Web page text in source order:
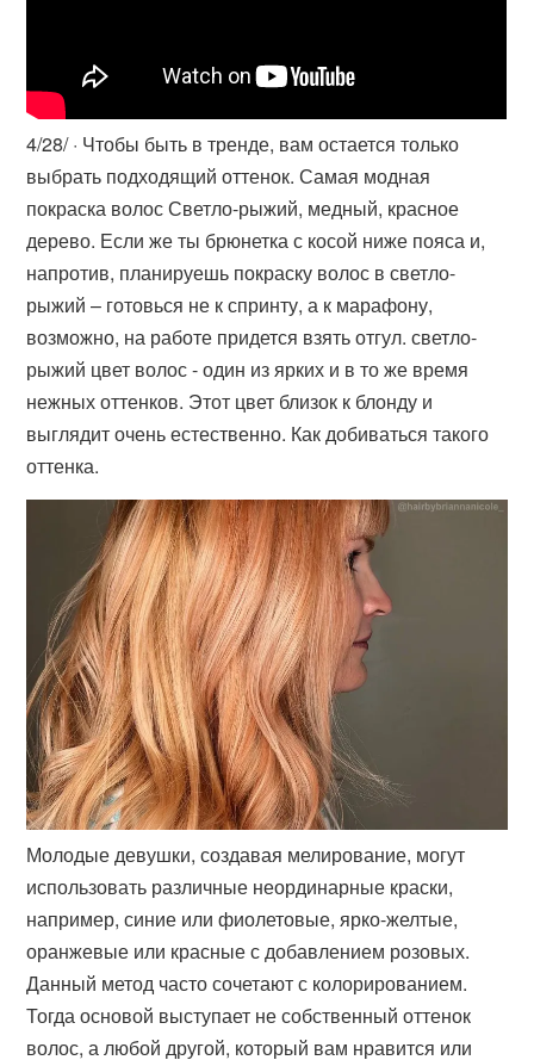
4/28/ · Чтобы быть в тренде, вам остается только
выбрать подходящий оттенок. Самая модная
покраска волос Светло-рыжий, медный, красное
дерево. Если же ты брюнетка с косой ниже пояса и,
напротив, планируешь покраску волос в светло-
рыжий – готовься не к спринту, а к марафону,
возможно, на работе придется взять отгул. светло-
рыжий цвет волос - один из ярких и в то же время
нежных оттенков. Этот цвет близок к блонду и
выглядит очень естественно. Как добиваться такого
оттенка.
Молодые девушки, создавая мелирование, могут
использовать различные неординарные краски,
например, синие или фиолетовые, ярко-желтые,
оранжевые или красные с добавлением розовых.
Данный метод часто сочетают с колорированием.
Тогда основой выступает не собственный оттенок
волос, а любой другой, который вам нравится или